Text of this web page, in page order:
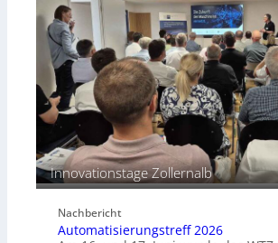
c
h
i
n
e
p
e
r
o
b
o
i
o
n
s
s
t
ä
i
Innovationstage Zollernalb
Nachbericht
Automatisierungstreff 2026